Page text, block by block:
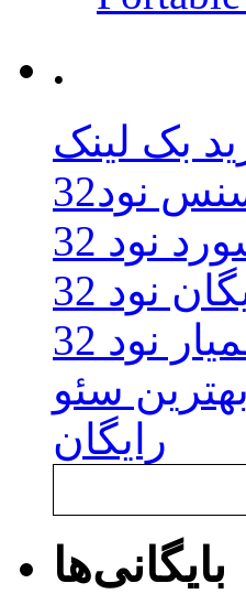
.
نود32
نود 32
نود 32
نود 32
بهترین سئو
رایگان
بایگانی‌ها